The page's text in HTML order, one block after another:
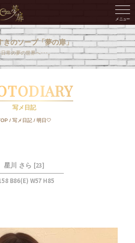
きのソープ「夢の扉」
常の夢の世界へ･･･。
写メ日記
/ 写メ日記/ 明日🤍
星川 さら [23]
B86(E) W57 H85